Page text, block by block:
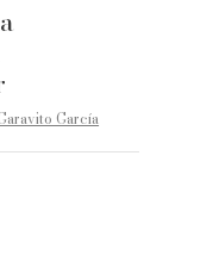
García